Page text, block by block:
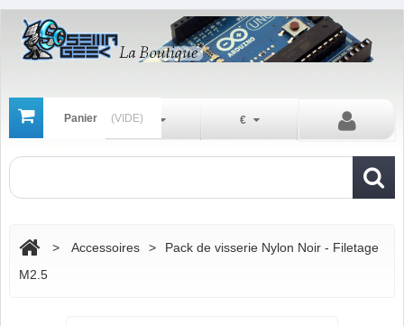
Panier (VIDE) €
Fr
> Accessoires >
Pack de visserie Nylon Noir - Filetage
M2.5